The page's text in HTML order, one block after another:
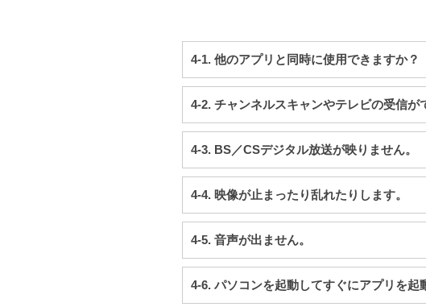
4-1. 他のアプリと同時に使用できますか？
4-2. チャンネルスキャンやテレビの受信が
4-3. BS／CSデジタル放送が映りません。
4-4. 映像が止まったり乱れたりします。
4-5. 音声が出ません。
4-6. パソコンを起動してすぐにアプリを起